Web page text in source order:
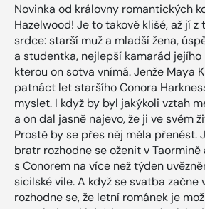
Novinka od královny romantických
Hazelwood! Je to takové klišé, až jí
srdce: starší muž a mladší žena,
a studentka, nejlepší kamarád
kterou on sotva vnímá. Jenže Maya
patnáct let staršího Conora
myslet. I když by byl jakýkoli vztah
a on dal jasně najevo, že ji ve svém
Prostě by se přes něj měla přenést.
bratr rozhodne se oženit v Taormině
s Conorem na více než týden
sicilské vile. A když se svatba začne
rozhodne se, že letní románek je